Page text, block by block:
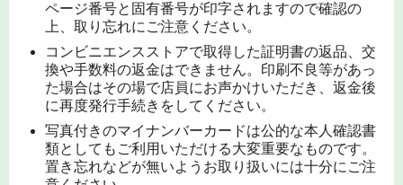
ページ番号と固有番号が印字されますので確認の
上、取り忘れにご注意ください。
コンビニエンスストアで取得した証明書の返品、交
換や手数料の返金はできません。印刷不良等があっ
た場合はその場で店員にお声かけいただき、返金後
に再度発行手続きをしてください。
写真付きのマイナンバーカードは公的な本人確認書
類としてもご利用いただける大変重要なものです。
置き忘れなどが無いようお取り扱いには十分にご注